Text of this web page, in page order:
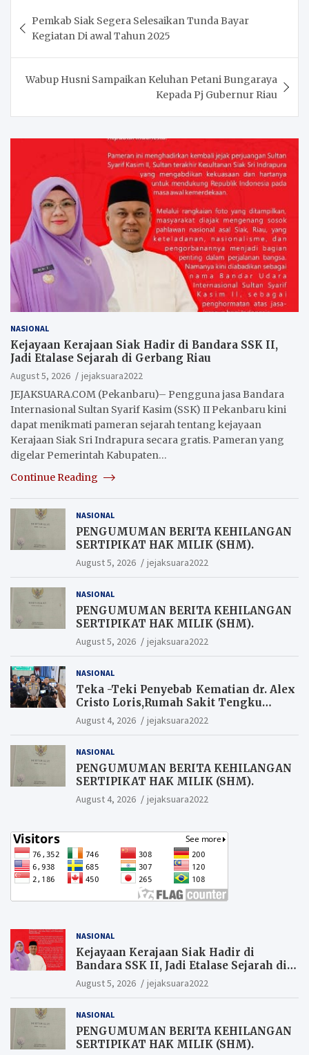
navigation
Pemkab Siak Segera Selesaikan Tunda Bayar
Kegiatan Di awal Tahun 2025
Wabup Husni Sampaikan Keluhan Petani Bungaraya
Kepada Pj Gubernur Riau
NASIONAL
Kejayaan Kerajaan Siak Hadir di Bandara SSK II,
Jadi Etalase Sejarah di Gerbang Riau
August 5, 2026
jejaksuara2022
JEJAKSUARA.COM (Pekanbaru)– Pengguna jasa Bandara
Internasional Sultan Syarif Kasim (SSK) II Pekanbaru kini
dapat menikmati pameran sejarah tentang kejayaan
Kerajaan Siak Sri Indrapura secara gratis. Pameran yang
digelar Pemerintah Kabupaten…
Continue Reading
NASIONAL
PENGUMUMAN BERITA KEHILANGAN
SERTIPIKAT HAK MILIK (SHM).
August 5, 2026 jejaksuara2022
NASIONAL
PENGUMUMAN BERITA KEHILANGAN
SERTIPIKAT HAK MILIK (SHM).
August 5, 2026 jejaksuara2022
NASIONAL
Teka -Teki Penyebab Kematian dr. Alex
Cristo Loris,Rumah Sakit Tengku
Rafian Siak Terjawab Sudah Hasil
Penyelidikan Menyatakan Korban
satu Penyebabnya Diduga utang
pinjaman online
August 4, 2026 jejaksuara2022
NASIONAL
PENGUMUMAN BERITA KEHILANGAN
SERTIPIKAT HAK MILIK (SHM).
August 4, 2026 jejaksuara2022
NASIONAL
Kejayaan Kerajaan Siak Hadir di
Bandara SSK II, Jadi Etalase Sejarah di
Gerbang Riau
August 5, 2026 jejaksuara2022
NASIONAL
PENGUMUMAN BERITA KEHILANGAN
SERTIPIKAT HAK MILIK (SHM).